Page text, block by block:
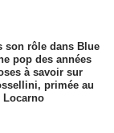
son rôle dans Blue
pop des années
à savoir sur
primée au
Locarno